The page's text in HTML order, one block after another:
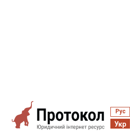
Рус
Укр